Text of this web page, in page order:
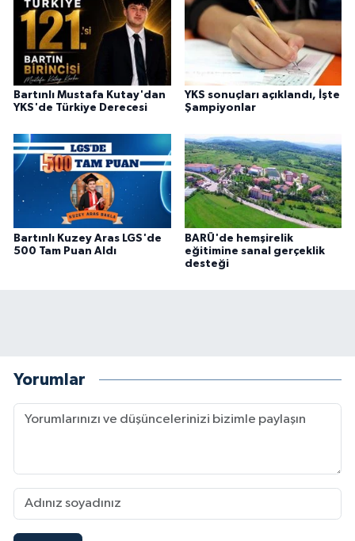
Bartınlı Mustafa Kutay'dan
YKS'de Türkiye Derecesi
YKS sonuçları açıklandı, İşte
Şampiyonlar
Bartınlı Kuzey Aras LGS'de
500 Tam Puan Aldı
BARÜ'de hemşirelik
eğitimine sanal gerçeklik
desteği
Yorumlar